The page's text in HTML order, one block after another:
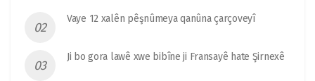
Vaye 12 xalên pêşnûmeya qanûna çarçoveyî
Ji bo gora lawê xwe bibîne ji Fransayê hate Şirnexê